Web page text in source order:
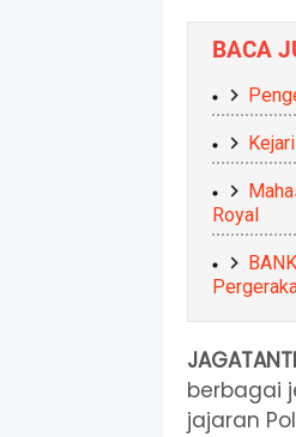
BACA
Royal
berbagai
jajaran